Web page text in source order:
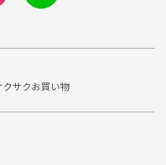
クサクお買い物